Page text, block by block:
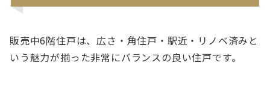
販売中6階住戸は、広さ・角住戸・駅近・リノベ済みと
いう魅力が揃った非常にバランスの良い住戸です。